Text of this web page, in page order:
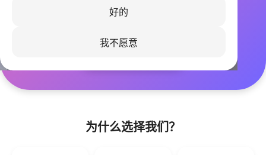
好的
我不愿意
同城快速匹配，马上认识身边的TA
立即下载
为什么选择我们？